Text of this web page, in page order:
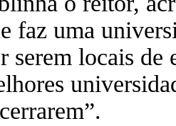
faz uma
serem locais de